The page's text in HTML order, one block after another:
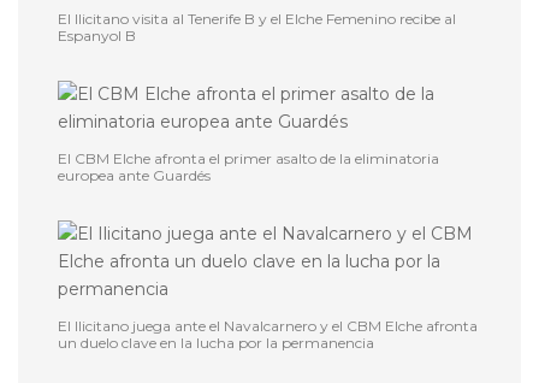
El Ilicitano visita al Tenerife B y el Elche Femenino recibe al
Espanyol B
El CBM Elche afronta el primer asalto de la eliminatoria
europea ante Guardés
El Ilicitano juega ante el Navalcarnero y el CBM Elche afronta
un duelo clave en la lucha por la permanencia